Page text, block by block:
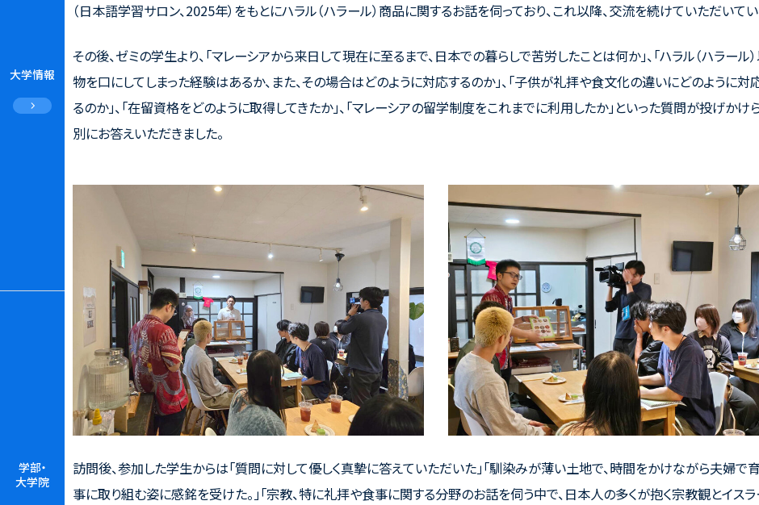
大学情報
学部・
大学院
（日本語学習サロン、2025年）をもとにハラル（ハラール）商品に関するお話を伺っており、これ以降、交流を続けていただいてい
その後、ゼミの学生より、「マレーシアから来日して現在に至るまで、日本での暮らしで苦労したことは何か」、「ハラル（ハラール
物を口にしてしまった経験はあるか、また、その場合はどのように対応するのか」、「子供が礼拝や食文化の違いにどのように対
るのか」、「在留資格をどのように取得してきたか」、「マレーシアの留学制度をこれまでに利用したか」といった質問が投げかけ
別にお答えいただきました。
訪問後、参加した学生からは「質問に対して優しく真摯に答えていただいた」「馴染みが薄い土地で、時間をかけながら夫婦で
事に取り組む姿に感銘を受けた。」「宗教、特に礼拝や食事に関する分野のお話を伺う中で、日本人の多くが抱く宗教観とイス